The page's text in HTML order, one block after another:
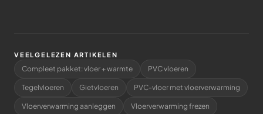
VEELGELEZEN ARTIKELEN
Compleet pakket: vloer + warmte PVC vloeren
Tegelvloeren Gietvloeren PVC-vloer met vloerverwarming
Vloerverwarming aanleggen Vloerverwarming frezen